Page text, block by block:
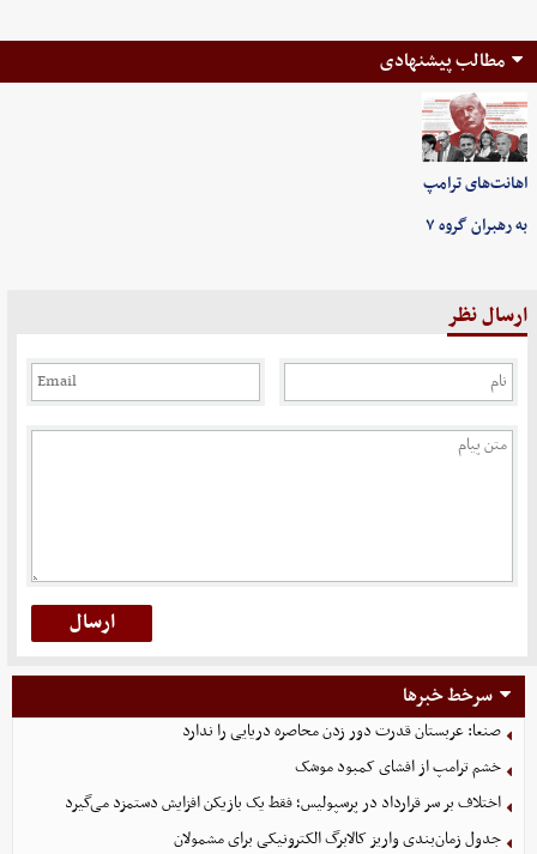
مطالب پیشنهادی
اهانت‌های ترامپ
به رهبران گروه ۷
ارسال نظر
سرخط خبرها
صنعا: عربستان قدرت دور زدن محاصره دریایی را ندارد
خشم ترامپ از افشای کمبود موشک
اختلاف بر سر قرارداد در پرسپولیس؛ فقط یک بازیکن افزایش دستمزد می‌گیرد
جدول زمان‌بندی واریز کالابرگ الکترونیکی برای مشمولان